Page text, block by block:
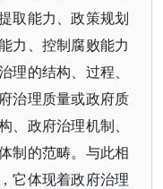
取能力、政策规划
力、控制腐败能力
理的结构、过程、
治理质量或政府质
、政府治理机制、
制的范畴。与此相
它体现着政府治理